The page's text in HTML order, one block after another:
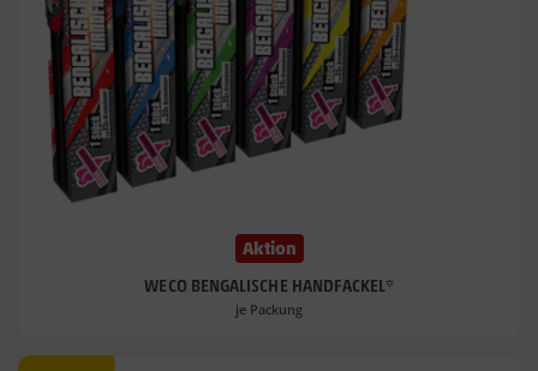
Aktion
WECO BENGALISCHE HANDFACKEL*
je Packung